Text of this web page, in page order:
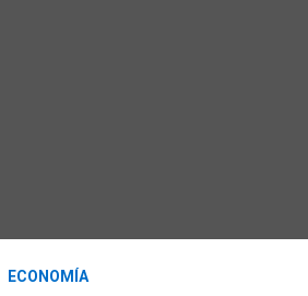
ECONOMÍA